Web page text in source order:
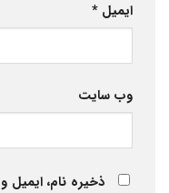
ایمیل *
وب‌ سایت
ذخیره نام، ایمیل